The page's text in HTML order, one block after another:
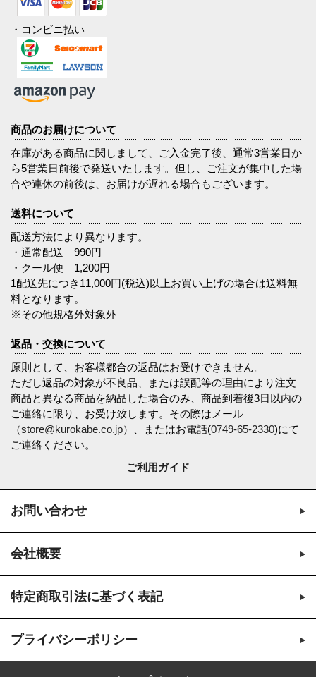
・コンビニ払い
商品のお届けについて
在庫がある商品に関しまして、ご入金完了後、通常3営業日か
ら5営業日前後で発送いたします。但し、ご注文が集中した場
合や連休の前後は、お届けが遅れる場合もございます。
送料について
配送方法により異なります。
・通常配送 990円
・クール便 1,200円
1配送先につき11,000円(税込)以上お買い上げの場合は送料無
料となります。
※その他規格外対象外
返品・交換について
原則として、お客様都合の返品はお受けできません。
ただし返品の対象が不良品、または誤配等の理由により注文
商品と異なる商品を納品した場合のみ、商品到着後3日以内の
ご連絡に限り、お受け致します。その際はメール
（store@kurokabe.co.jp）、またはお電話(0749-65-2330)にて
ご連絡ください。
ご利用ガイド
お問い合わせ
会社概要
特定商取引法に基づく表記
プライバシーポリシー